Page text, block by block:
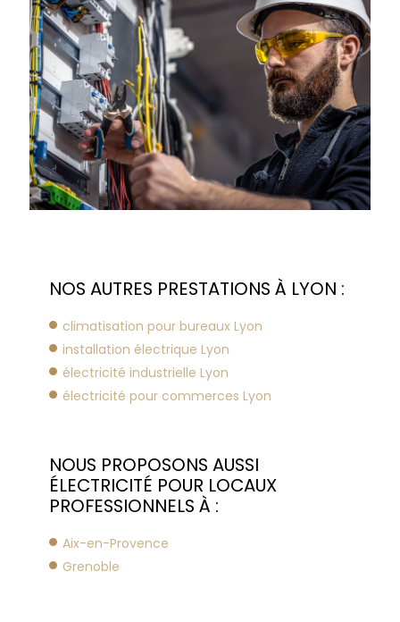
NOS AUTRES PRESTATIONS À LYON :
climatisation pour bureaux Lyon
installation électrique Lyon
électricité industrielle Lyon
électricité pour commerces Lyon
NOUS PROPOSONS AUSSI
ÉLECTRICITÉ POUR LOCAUX
PROFESSIONNELS À :
Aix-en-Provence
Grenoble